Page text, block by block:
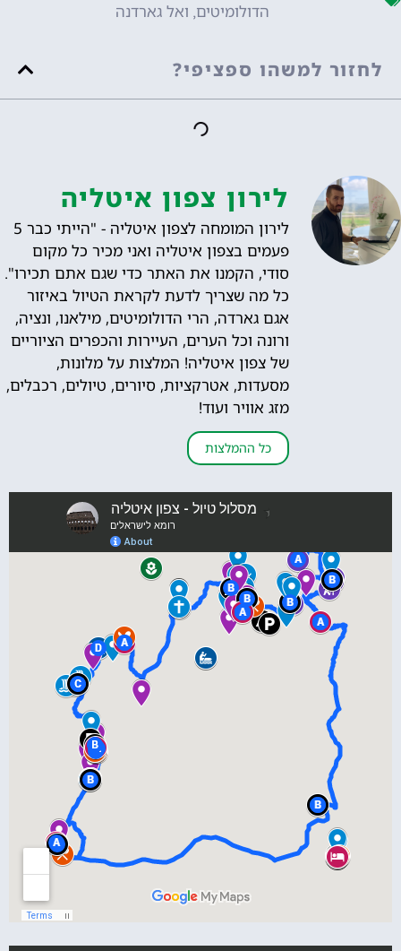
הדולומיטים, ואל גארדנה
לחזור למשהו ספציפי?
לירון צפון איטליה
לירון המומחה לצפון איטליה - "הייתי כבר 5
פעמים בצפון איטליה ואני מכיר כל מקום
סודי, הקמנו את האתר כדי שגם אתם תכירו".
כל מה שצריך לדעת לקראת הטיול באיזור
אגם גארדה, הרי הדולומיטים, מילאנו, ונציה,
ורונה וכל הערים, העיירות והכפרים הציוריים
של צפון איטליה! המלצות על מלונות,
מסעדות, אטרקציות, סיורים, טיולים, רכבלים,
מזג אוויר ועוד!
כל ההמלצות